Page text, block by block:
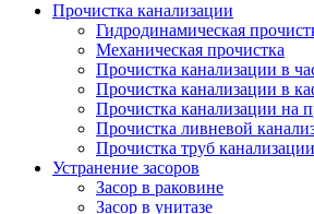
Прочистка канализации
Гидродинамическая
Механическая прочистка
Прочистка канализации в
Прочистка канализации в
Прочистка канализации на
Прочистка ливневой
Прочистка труб канализации
Устранение засоров
Засор в раковине
Засор в унитазе